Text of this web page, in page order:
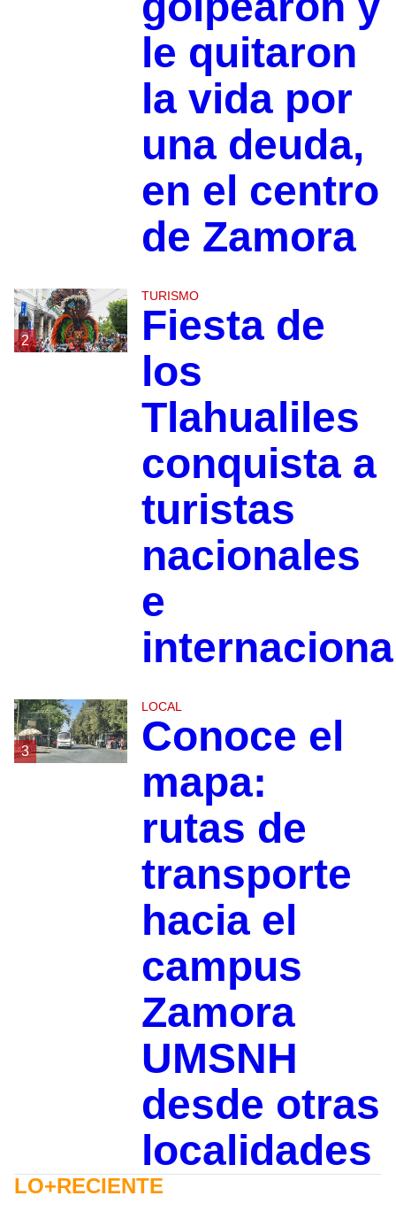
le quitaron
la vida por
una deuda,
en el centro
de Zamora
2
TURISMO
Fiesta de
los
Tlahualiles
conquista a
turistas
nacionales
e
3
LOCAL
Conoce el
mapa:
rutas de
transporte
hacia el
campus
Zamora
UMSNH
desde otras
localidades
LO+RECIENTE